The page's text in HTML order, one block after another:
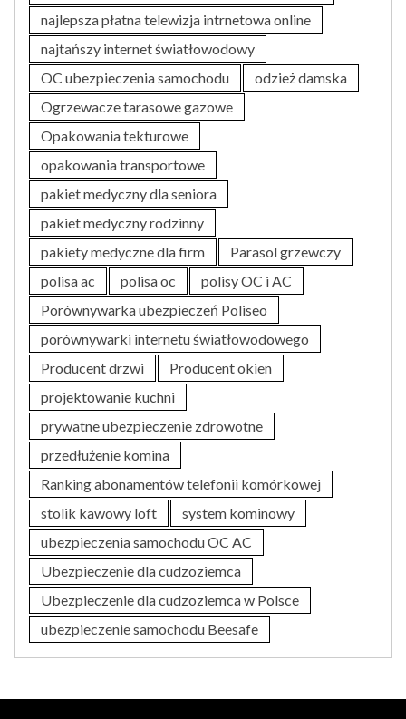
najlepsza płatna telewizja intrnetowa online
najtańszy internet światłowodowy
OC ubezpieczenia samochodu
odzież damska
Ogrzewacze tarasowe gazowe
Opakowania tekturowe
opakowania transportowe
pakiet medyczny dla seniora
pakiet medyczny rodzinny
pakiety medyczne dla firm
Parasol grzewczy
polisa ac
polisa oc
polisy OC i AC
Porównywarka ubezpieczeń Poliseo
porównywarki internetu światłowodowego
Producent drzwi
Producent okien
projektowanie kuchni
prywatne ubezpieczenie zdrowotne
przedłużenie komina
Ranking abonamentów telefonii komórkowej
stolik kawowy loft
system kominowy
ubezpieczenia samochodu OC AC
Ubezpieczenie dla cudzoziemca
Ubezpieczenie dla cudzoziemca w Polsce
ubezpieczenie samochodu Beesafe